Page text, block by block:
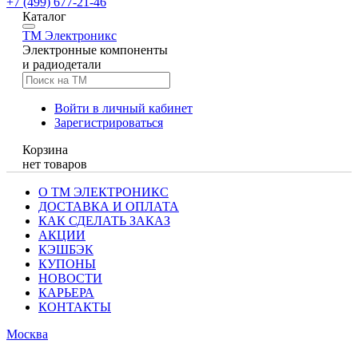
Каталог
TM Электроникс
Электронные компоненты
и радиодетали
Войти в личный кабинет
Зарегистрироваться
Корзина
нет товаров
О ТМ ЭЛЕКТРОНИКС
ДОСТАВКА И ОПЛАТА
КАК СДЕЛАТЬ ЗАКАЗ
АКЦИИ
КЭШБЭК
КУПОНЫ
НОВОСТИ
КАРЬЕРА
КОНТАКТЫ
Москва